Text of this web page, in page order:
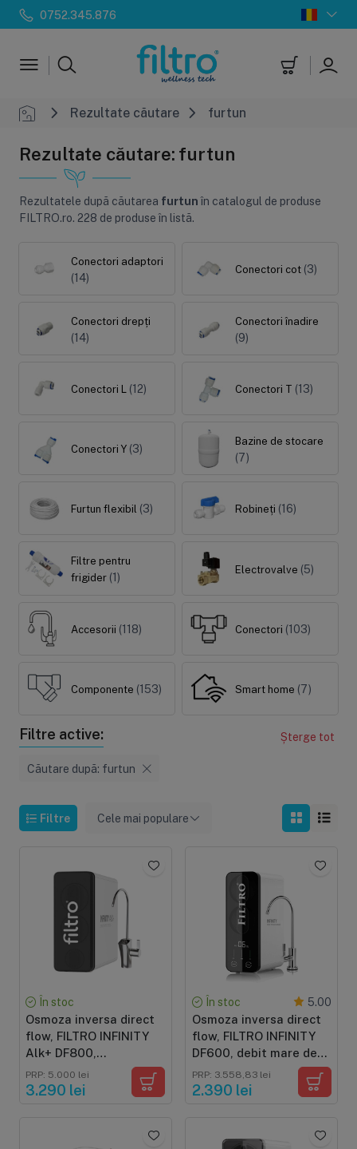
0752.345.876
Ultrafiltrare
Filtre cu purjare
(16)
Sterilizatoare UV
(18)
Dozatoare
Sisteme economice
(9)
(1)
Seturi
(21)
Rezultate căutare furtun
Rezultate căutare: furtun
Rezultatele după căutarea furtunîn catalogul de produse
FILTRO.ro. 228 de produse în listă.
Conectori adaptori
(14)
Conectori cot (3)
Conectori drepți
(14)
Conectori înadire
(9)
Conectori L (12) Conectori T (13)
Conectori Y (3)
Bazine de stocare
(7)
Furtun flexibil (3) Robineți (16)
Filtre pentru
frigider (1)
Electrovalve (5)
Accesorii (118) Conectori (103)
Componente (153) Smart home (7)
Filtre active: Șterge tot
Căutare după: furtun
Filtre Cele mai populare
În stoc
Osmoza inversa direct
flow, FILTRO INFINITY
Alk+ DF800,
alcalinizare prin
mineralizare, debit
PRP: 5.000 lei
3.290 lei
În stoc 5.00
Osmoza inversa direct
flow, FILTRO INFINITY
DF600, debit mare de
600GPD, fara bazin,
pompa booster, display
PRP: 3.558,83 lei
2.390 lei